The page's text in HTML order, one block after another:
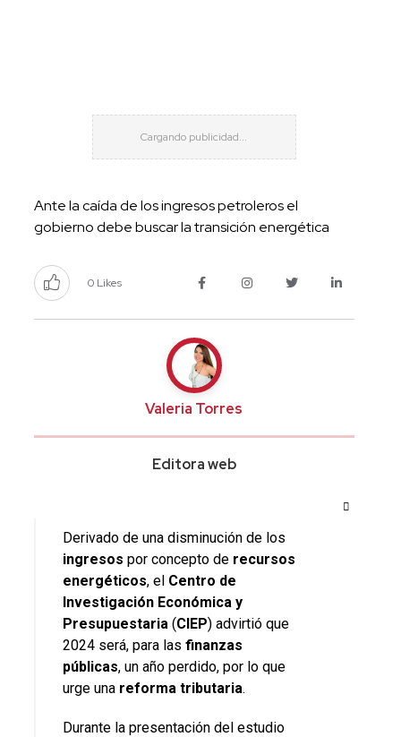
Ante la caída de los ingresos petroleros el
gobierno debe buscar la transición energética
0 Likes
Valeria Torres
Editora web
Derivado de una disminución de los
ingresos por concepto de recursos
energéticos, el Centro de
Investigación Económica y
Presupuestaria (CIEP) advirtió que
2024 será, para las finanzas
públicas, un año perdido, por lo que
urge una reforma tributaria.
Durante la presentación del estudio